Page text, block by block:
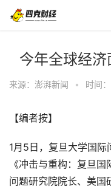
今年全球经
来源：澎湃新闻 • 时间
【编者按】
1月5日，复旦大学国
《冲击与重构：复旦
问题研究院院长、美国